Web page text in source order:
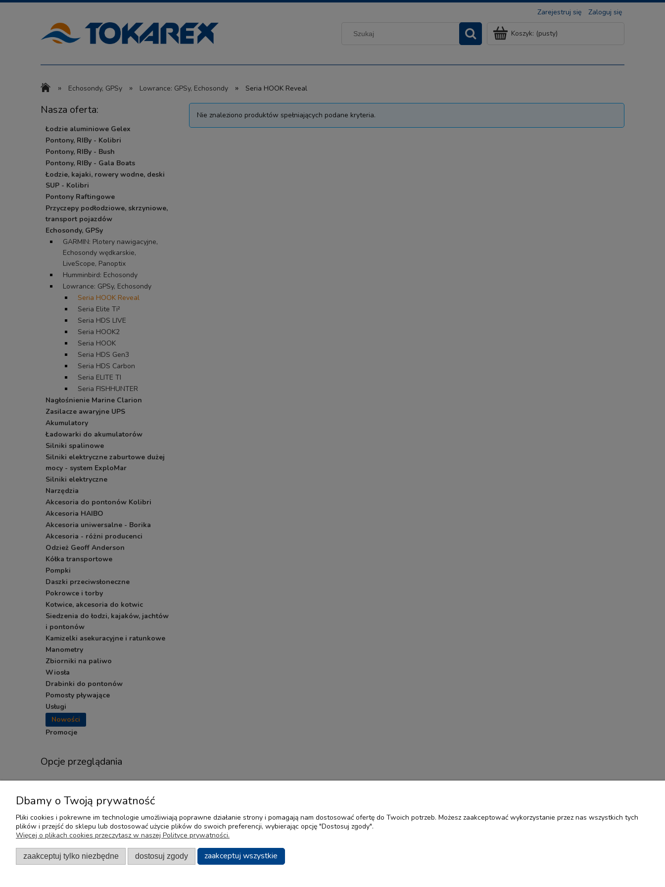
Zarejestruj się Zaloguj się
Koszyk: (pusty)
» Echosondy, GPSy » Lowrance: GPSy, Echosondy » Seria HOOK Reveal
Nasza oferta:
Łodzie aluminiowe Gelex
Pontony, RIBy - Kolibri
Pontony, RIBy - Bush
Pontony, RIBy - Gala Boats
Łodzie, kajaki, rowery wodne, deski
SUP - Kolibri
Pontony Raftingowe
Przyczepy podłodziowe, skrzyniowe,
transport pojazdów
Echosondy, GPSy
GARMIN: Plotery nawigacyjne,
Echosondy wędkarskie,
LiveScope, Panoptix
Humminbird: Echosondy
Lowrance: GPSy, Echosondy
Seria HOOK Reveal
Seria Elite Ti²
Seria HDS LIVE
Seria HOOK2
Seria HOOK
Seria HDS Gen3
Seria HDS Carbon
Seria ELITE TI
Seria FISHHUNTER
Nagłośnienie Marine Clarion
Zasilacze awaryjne UPS
Akumulatory
Ładowarki do akumulatorów
Silniki spalinowe
Silniki elektryczne zaburtowe dużej
mocy - system ExploMar
Silniki elektryczne
Narzędzia
Akcesoria do pontonów Kolibri
Akcesoria HAIBO
Akcesoria uniwersalne - Borika
Akcesoria - różni producenci
Odzież Geoff Anderson
Kółka transportowe
Pompki
Daszki przeciwsłoneczne
Pokrowce i torby
Kotwice, akcesoria do kotwic
Siedzenia do łodzi, kajaków, jachtów
i pontonów
Kamizelki asekuracyjne i ratunkowe
Manometry
Zbiorniki na paliwo
Wiosła
Drabinki do pontonów
Pomosty pływające
Usługi
Nowości
Promocje
Opcje przeglądania
Nie znaleziono produktów spełniających podane kryteria.
Pomoc
Regulamin
Zwroty i Reklamacje
Moje konto
Twoje zamówienia
Ustawienia konta
Płatności i dostawa
Formy płatności
Zakupy
Dbamy o Twoją prywatność
Pliki cookies i pokrewne im technologie umożliwiają poprawne działanie strony i pomagają nam dostosować ofertę do Twoich potrzeb. Możesz zaakceptować wykorzystanie przez nas wszystkich tych
plików i przejść do sklepu lub dostosować użycie plików do swoich preferencji, wybierając opcję "Dostosuj zgody".
Więcej o plikach cookies przeczytasz w naszej Polityce prywatności.
zaakceptuj tylko niezbędne dostosuj zgody zaakceptuj wszystkie